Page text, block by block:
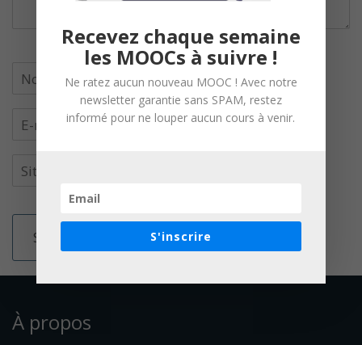
À propos
Recevez chaque semaine
les MOOCs à suivre !
Ne ratez aucun nouveau MOOC ! Avec notre
newsletter garantie sans SPAM, restez
informé pour ne louper aucun cours à venir.
S'inscrire